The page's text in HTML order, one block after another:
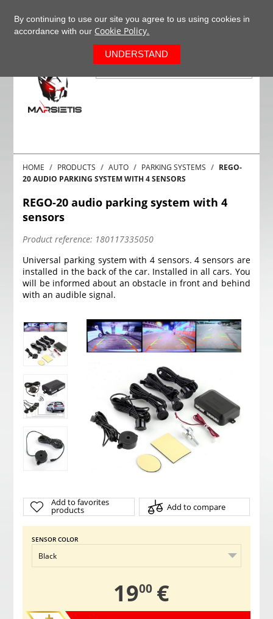
HOME PRODUCTS AUTO PARKING SYSTEMS
REGO-
20 AUDIO PARKING SYSTEM WITH 4 SENSORS
REGO-20 audio parking system with 4
sensors
Product reference: 180117335050
Universal parking system with 4 sensors. 4 sensors are
installed in the back of the car. Installed in all cars. You
will be informed about an obstacle in front and behind
with an audible signal.
Add to favorites
products Add to compare
SENSOR COLOR
19,
00 €
By continuing to use our site you agree to us using cookies in
accordance with our Cookie Policy.
UNDERSTAND